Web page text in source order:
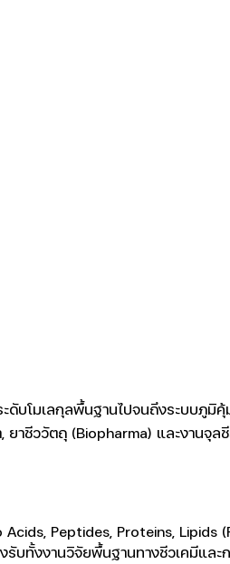
บโมเลกุลพื้นฐานไปจนถึงระบบภู
าชีววัตถุ (Biopharma) และงานจุล
Peptides, Proteins,
งงานวิจัยพื้นฐานทางชีวเคมีและก